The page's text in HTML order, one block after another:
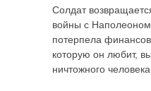
Солдат
войны с Наполеоном
потерпела
которую он любит,
ничтожного